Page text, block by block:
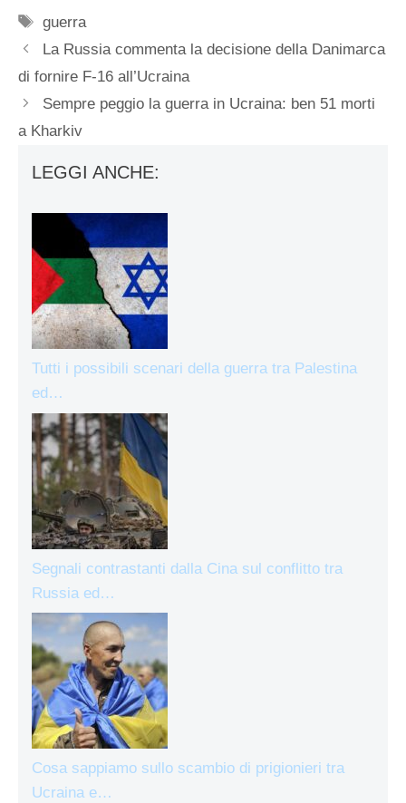
Tag
guerra
La Russia commenta la decisione della Danimarca
di fornire F-16 all’Ucraina
Sempre peggio la guerra in Ucraina: ben 51 morti
a Kharkiv
LEGGI ANCHE:
Tutti i possibili scenari della guerra tra Palestina
ed…
Segnali contrastanti dalla Cina sul conflitto tra
Russia ed…
Cosa sappiamo sullo scambio di prigionieri tra
Ucraina e…